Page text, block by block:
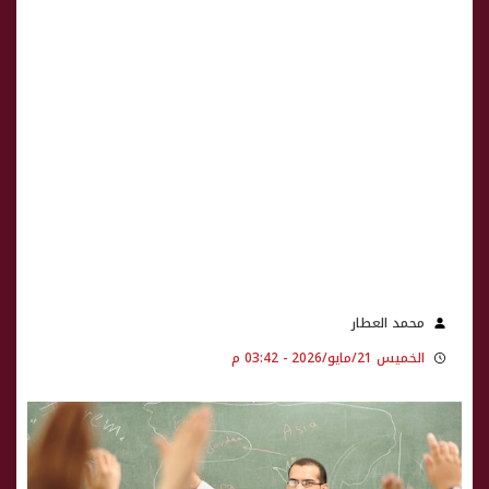
محمد العطار
الخميس 21/مايو/2026 - 03:42 م